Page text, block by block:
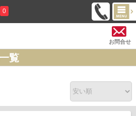
0
お問合せ
覧